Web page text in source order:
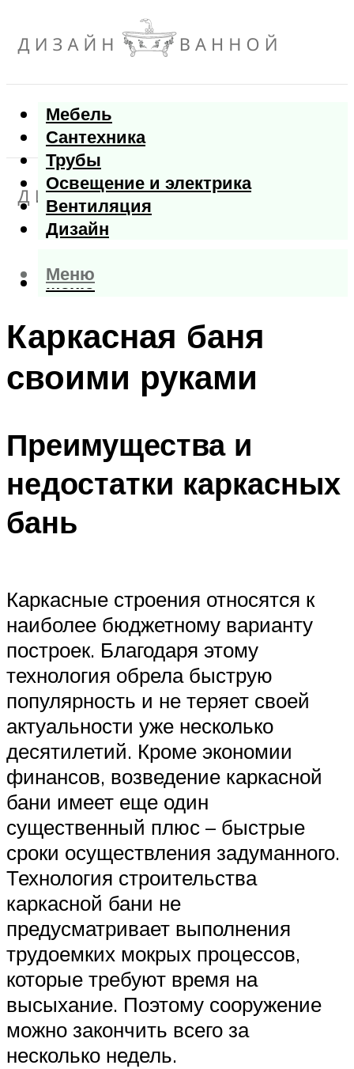
Мебель
Сантехника
Трубы
Освещение и электрика
Вентиляция
Дизайн
Меню
Меню
Каркасная баня
своими руками
Преимущества и
недостатки каркасных
бань
Каркасные строения относятся к
наиболее бюджетному варианту
построек. Благодаря этому
технология обрела быструю
популярность и не теряет своей
актуальности уже несколько
десятилетий. Кроме экономии
финансов, возведение каркасной
бани имеет еще один
существенный плюс – быстрые
сроки осуществления задуманного.
Технология строительства
каркасной бани не
предусматривает выполнения
трудоемких мокрых процессов,
которые требуют время на
высыхание. Поэтому сооружение
можно закончить всего за
несколько недель.